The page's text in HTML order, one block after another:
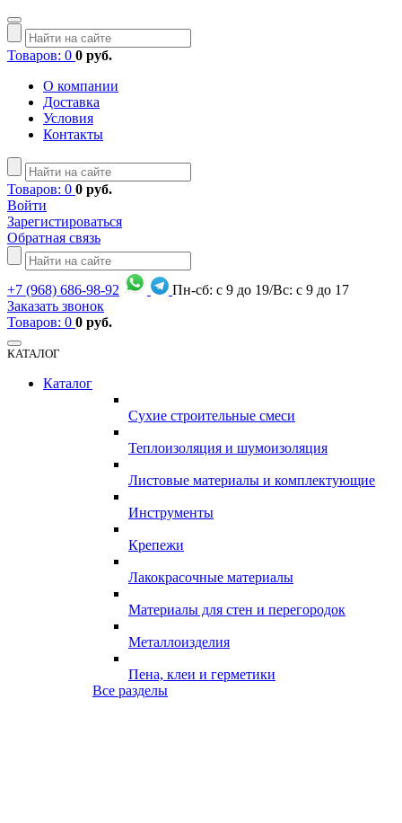
Товаров: 0 0 руб.
О компании
Доставка
Условия
Контакты
Товаров: 0 0 руб.
Войти
Зарегистироваться
Обратная связь
+7 (968) 686-98-92
Пн-сб: с 9 до 19/Вс: с 9 до 17
Заказать звонок
Товаров: 0 0 руб.
КАТАЛОГ
Каталог
Сухие строительные смеси
Теплоизоляция и шумоизоляция
Листовые материалы и комплектующие
Инструменты
Крепежи
Лакокрасочные материалы
Материалы для стен и перегородок
Металлоизделия
Пена, клеи и герметики
Все разделы